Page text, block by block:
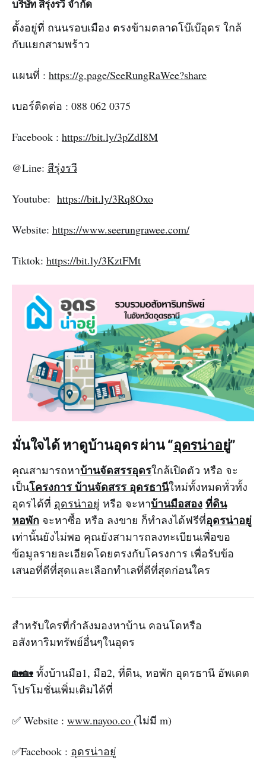
บริษัท สีรุ่งรวี จำกัด
ตั้งอยู่ที่ ถนนรอบเมือง ตรงข้ามตลาดโบ๊เบ๊อุดร ใกล้
กับแยกสามพร้าว
แผนที่ : https://g.page/SeeRungRaWee?share
เบอร์ติดต่อ : 088 062 0375
Facebook : https://bit.ly/3pZdI8M
@Line: สีรุ่งรวี
Youtube: https://bit.ly/3Rq8Oxo
Website: https://www.seerungrawee.com/
Tiktok: https://bit.ly/3KztFMt
มั่นใจได้ หาดูบ้านอุดร ผ่าน “อุดรน่าอยู่”
คุณสามารถหาบ้านจัดสรรอุดรใกล้เปิดตัว หรือ จะ
เป็นโครงการ บ้านจัดสรร อุดรธานีใหม่ทั้งหมดทั่วทั้ง
อุดรได้ที่ อุดรน่าอยู่ หรือ จะหาบ้านมือสองที่ดิน
หอพัก จะหาซื้อ หรือ ลงขาย ก็ทำลงได้ฟรีที่อุดรน่าอยู่
เท่านั้นยังไม่พอ คุณยังสามารถลงทะเบียนเพื่อขอ
ข้อมูลรายละเอียดโดยตรงกับโครงการ เพื่อรับข้อ
เสนอที่ดีที่สุดและเลือกทำเลที่ดีที่สุดก่อนใคร
สำหรับใครที่กำลังมองหาบ้าน คอนโดหรือ
อสังหาริมทรัพย์อื่นๆในอุดร
🏡🏡 ทั้งบ้านมือ1, มือ2, ที่ดิน, หอพัก อุดรธานี อัพเดต
โปรโมชั่นเพิ่มเติมได้ที่
✅ Website : www.nayoo.co (ไม่มี m)
✅Facebook : อุดรน่าอยู่